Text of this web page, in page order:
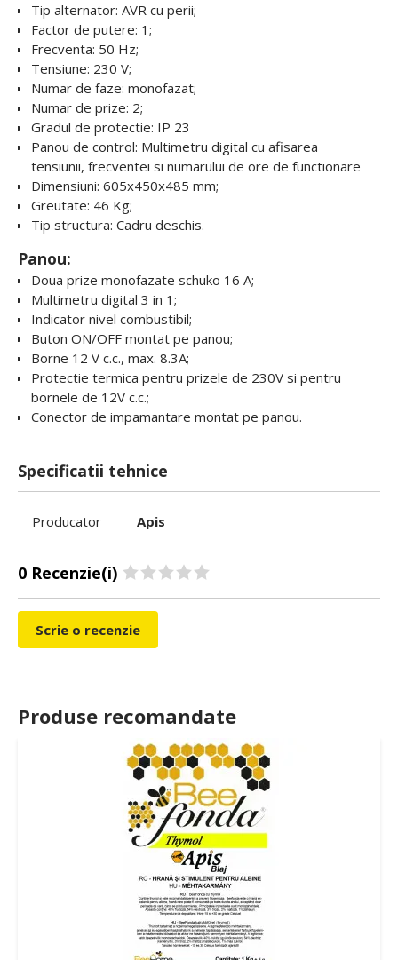
Tip alternator: AVR cu perii;
Factor de putere: 1;
Frecventa: 50 Hz;
Tensiune: 230 V;
Numar de faze: monofazat;
Numar de prize: 2;
Gradul de protectie: IP 23
Panou de control: Multimetru digital cu afisarea
tensiunii, frecventei si numarului de ore de functionare
Dimensiuni: 605x450x485 mm;
Greutate: 46 Kg;
Tip structura: Cadru deschis.
Panou:
Doua prize monofazate schuko 16 A;
Multimetru digital 3 in 1;
Indicator nivel combustibil;
Buton ON/OFF montat pe panou;
Borne 12 V c.c., max. 8.3A;
Protectie termica pentru prizele de 230V si pentru
bornele de 12V c.c.;
Conector de impamantare montat pe panou.
Specificatii tehnice
Producator Apis
0 Recenzie(i)
Scrie o recenzie
Produse recomandate